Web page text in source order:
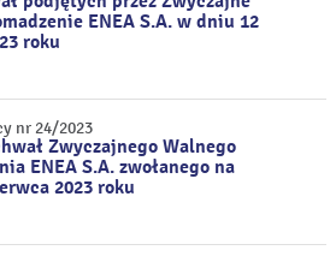
ENEA S.A. w dniu 12
roku
nr 24/2023
Zwyczajnego Walnego
ENEA S.A. zwołanego na
2023 roku